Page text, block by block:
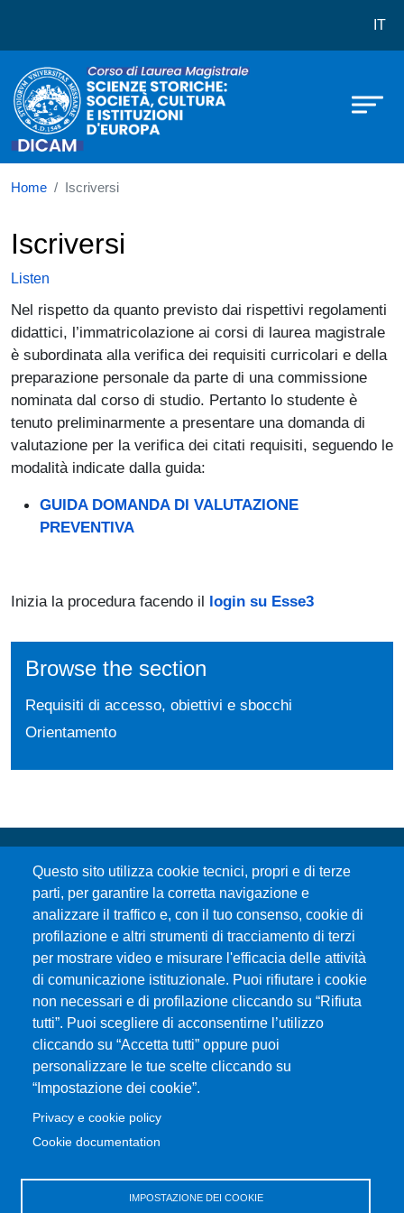
Corso di laurea in Scienze IT
Home Iscriversi
Iscriversi
Listen
Nel rispetto da quanto previsto dai rispettivi regolamenti
didattici, l’immatricolazione ai corsi di laurea magistrale
è subordinata alla verifica dei requisiti curricolari e della
preparazione personale da parte di una commissione
nominata dal corso di studio. Pertanto lo studente è
tenuto preliminarmente a presentare una domanda di
valutazione per la verifica dei citati requisiti, seguendo le
modalità indicate dalla guida:
GUIDA DOMANDA DI VALUTAZIONE
PREVENTIVA
Inizia la procedura facendo il login su Esse3
Browse the section
Requisiti di accesso, obiettivi e sbocchi
Orientamento
Questo sito utilizza cookie tecnici, propri e di terze
parti, per garantire la corretta navigazione e
analizzare il traffico e, con il tuo consenso, cookie di
profilazione e altri strumenti di tracciamento di terzi
per mostrare video e misurare l'efficacia delle attività
di comunicazione istituzionale. Puoi rifiutare i cookie
non necessari e di profilazione cliccando su “Rifiuta
tutti”. Puoi scegliere di acconsentirne l’utilizzo
cliccando su “Accetta tutti” oppure puoi
personalizzare le tue scelte cliccando su
“Impostazione dei cookie”.
Privacy e cookie policy
Cookie documentation
IMPOSTAZIONE DEI COOKIE
Università degli Studi di Messina
Piazza Pugliatti, 1 - 98122 Messina
Cod. Fiscale 80004070837
P.IVA 00724160833
Centralino: 090 676 1
MENÙ SOCIAL
MENÙ FOOTER 1
Accessibility statement